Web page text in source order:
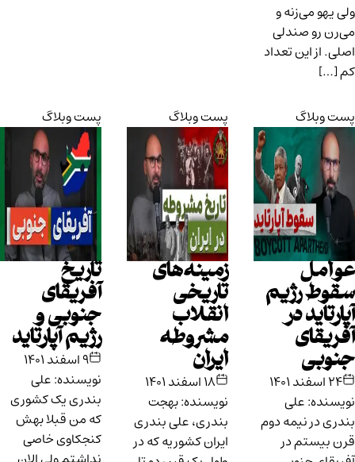
ولی یهو می‌زنه و
می‌رن رو صندلی
اصلی. از این تعداد
کم […]
پست وبلاگ
عوامل
سقوط رژیم
آپارتاید در
آفریقای
جنوبی
۲۴ اسفند ۱۴۰۱
نویسنده: علی
بندری در نیمه دوم
قرن بیستم در
پست وبلاگ
زمینه‌های
تاریخی
انقلاب
مشروطه
ایران
۱۸ اسفند ۱۴۰۱
نویسنده: بهجت
بندری، علی بندری
ایران کشوریه که در
پست وبلاگ
تاریخ
آفریقای
جنوبی و
رژیم آپارتاید
۹ اسفند ۱۴۰۱
نویسنده: علی
بندری یک کشوری
که من قبلا بهش
کنجکاوی خاصی